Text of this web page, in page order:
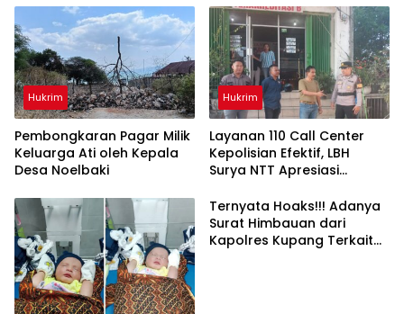
Hukrim
Pembongkaran Pagar Milik
Keluarga Ati oleh Kepala
Desa Noelbaki
Hukrim
Layanan 110 Call Center
Kepolisian Efektif, LBH
Surya NTT Apresiasi
Ternyata Hoaks!!! Adanya
Surat Himbauan dari
Kapolres Kupang Terkait